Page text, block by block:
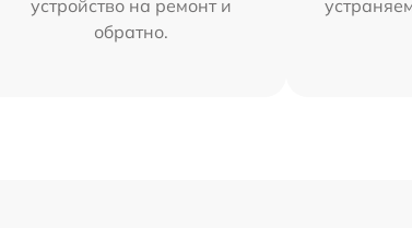
устройство на ремонт и
обратно.